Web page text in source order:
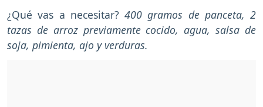
¿Qué vas a necesitar? 400 gramos de panceta, 2
tazas de arroz previamente cocido, agua, salsa de
soja, pimienta, ajo y verduras.